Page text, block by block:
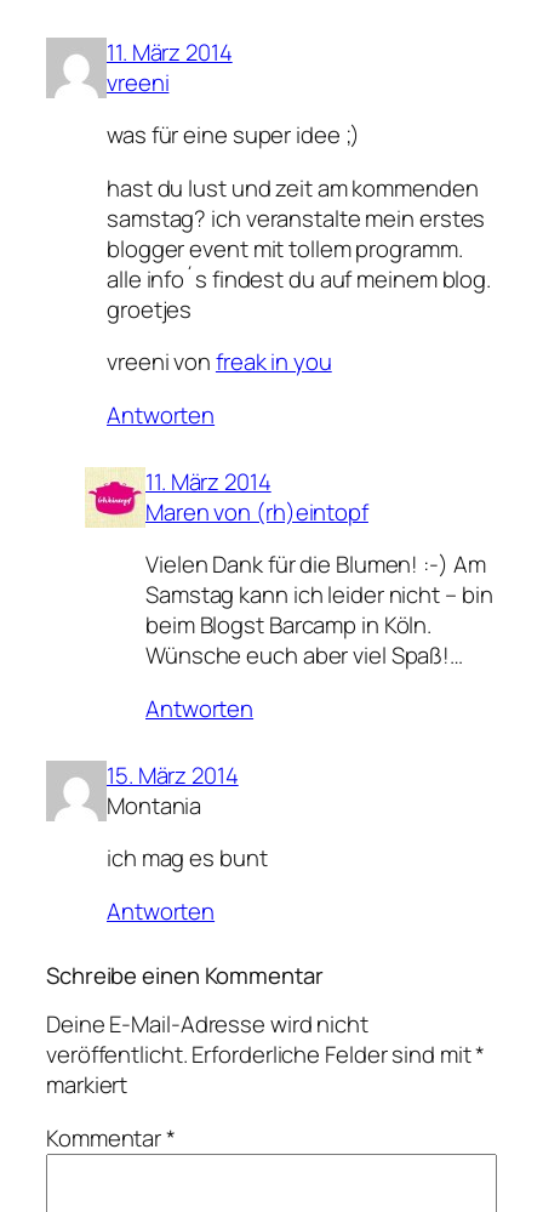
11. März 2014
vreeni
was für eine super idee ;)
hast du lust und zeit am kommenden
samstag? ich veranstalte mein erstes
blogger event mit tollem programm.
alle info´s findest du auf meinem blog.
groetjes
vreeni vonfreak in you
Antworten
11. März 2014
Maren von (rh)eintopf
Vielen Dank für die Blumen! :-) Am
Samstag kann ich leider nicht – bin
beim Blogst Barcamp in Köln.
Wünsche euch aber viel Spaß!…
Antworten
15. März 2014
Montania
ich mag es bunt
Antworten
Schreibe einen Kommentar
Deine E-Mail-Adresse wird nicht
veröffentlicht.Erforderliche Felder sind mit*
markiert
Kommentar*